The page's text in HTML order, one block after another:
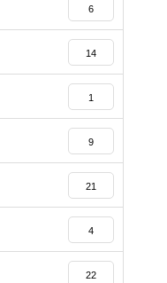
6
14
1
9
21
4
22